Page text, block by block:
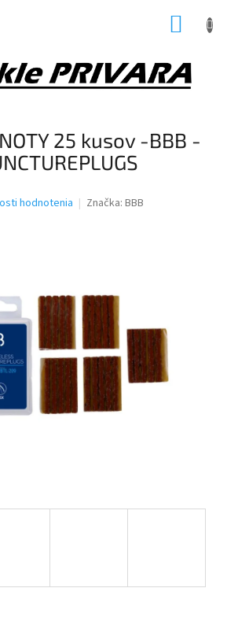
25 kusov -BBB -
hodnotenia Značka: BBB